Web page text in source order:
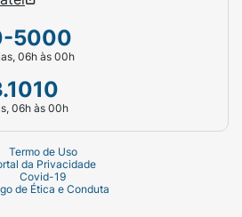
5000
06h às 00h
06h às 00h
Termo de Uso
da Privacidade
Covid-19
de Ética e Conduta